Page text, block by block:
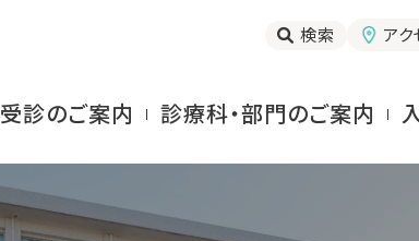
検索 アク
受診のご案内 診療科・部門のご案内